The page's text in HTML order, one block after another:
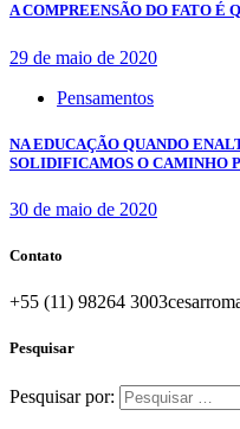
A COMPREENSÃO DO FATO É
29 de maio de 2020
Pensamentos
NA EDUCAÇÃO QUANDO
SOLIDIFICAMOS O CAMINHO
30 de maio de 2020
Contato
+55 (11) 98264 3003
Pesquisar
Pesquisar por: